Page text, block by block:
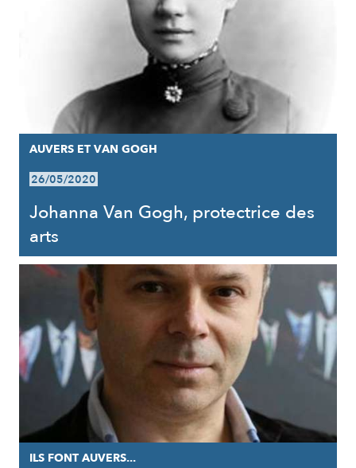
AUVERS ET VAN GOGH
26/05/2020
Johanna Van Gogh, protectrice des
arts
ILS FONT AUVERS...